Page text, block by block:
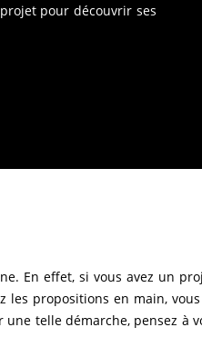
pour découvrir ses
En effet, si vous avez un
propositions en main,
telle démarche, pensez à